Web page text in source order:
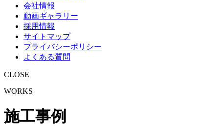
会社情報
動画ギャラリー
採用情報
サイトマップ
プライバシーポリシー
よくある質問
CLOSE
WORKS
施工事例